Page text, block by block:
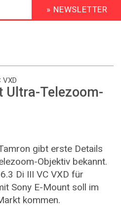
HEADER
MENU
» NEWSLETTER
VXD
Ultra-Telezoom-
gibt erste Details
Objektiv bekannt.
Di III VC VXD für
Sony E-Mount soll im
kommen.